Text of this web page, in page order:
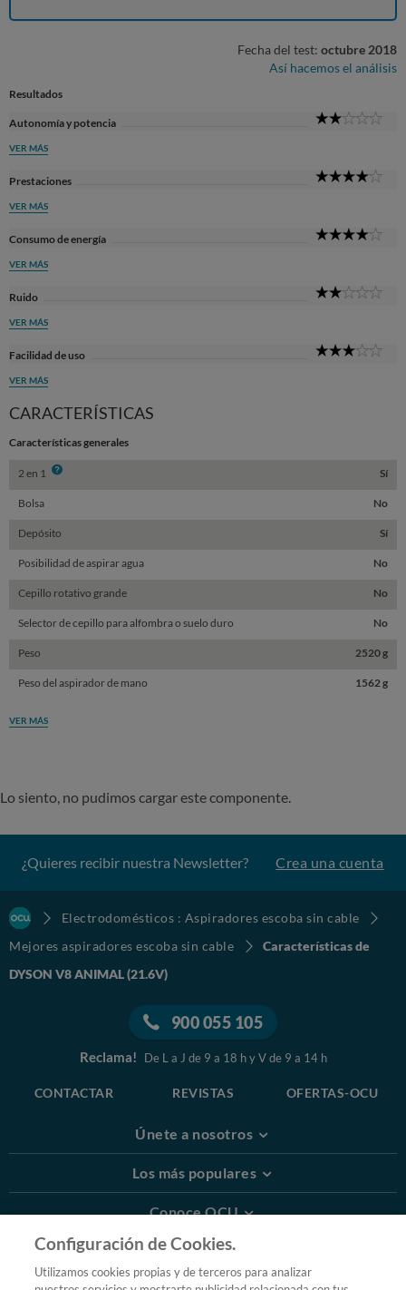
Fecha del test: octubre 2018
Así hacemos el análisis
Resultados
Autonomía y potencia
VER MÁS
Prestaciones
VER MÁS
Consumo de energía
VER MÁS
Ruido
VER MÁS
Facilidad de uso
VER MÁS
CARACTERÍSTICAS
Características generales
2 en 1 Info Sí
Bolsa No
Depósito Sí
Posibilidad de aspirar agua No
Cepillo rotativo grande No
Selector de cepillo para alfombra o suelo duro No
Peso 2520 g
Peso del aspirador de mano 1562 g
VER MÁS
Lo siento, no pudimos cargar este componente.
¿Quieres recibir nuestra Newsletter? Crea una cuenta
Electrodomésticos : Aspiradores escoba sin cable
Mejores aspiradores escoba sin cable
Características de
DYSON V8 ANIMAL (21.6V)
900 055 105
Reclama! De L a J de 9 a 18 h y V de 9 a 14 h
CONTACTAR REVISTAS OFERTAS-OCU
Únete a nosotros
Los más populares
Conoce OCU
Más Información
Configuración de Cookies.
Utilizamos cookies propias y de terceros para analizar